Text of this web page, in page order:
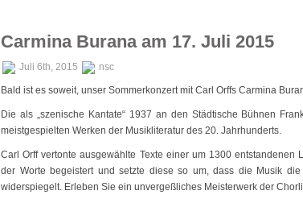
Carmina Burana am 17. Juli 2015
Juli 6th, 2015 nsc
Bald ist es soweit, unser Sommerkonzert mit Carl Orffs Carmina
Die als „szenische Kantate“ 1937 an den Städtische Bühnen
meistgespielten Werken der Musikliteratur des 20. Jahrhunderts.
Carl Orff vertonte ausgewählte Texte einer um 1300
der Worte begeistert und setzte diese so um, dass die Musik
widerspiegelt. Erleben Sie ein unvergeßliches Meisterwerk der